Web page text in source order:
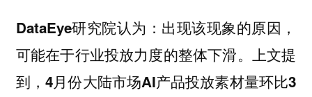
DataEye研究院认为：出现该现象的原因，
可能在于行业投放力度的整体下滑。上文提
到，4月份大陆市场AI产品投放素材量环比3